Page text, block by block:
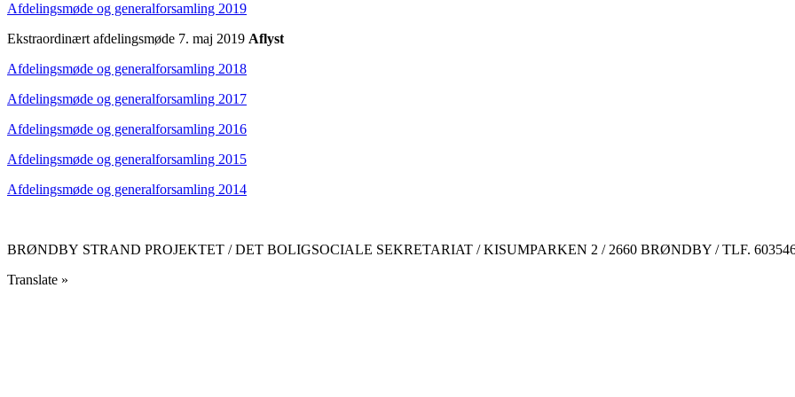
Afdelingsmøde og generalforsamling 2019
Ekstraordinært afdelingsmøde 7. maj 2019 Aflyst
Afdelingsmøde og generalforsamling 2018
Afdelingsmøde og generalforsamling 2017
Afdelingsmøde og generalforsamling 2016
Afdelingsmøde og generalforsamling 2015
Afdelingsmøde og generalforsamling 2014
BRØNDBY STRAND PROJEKTET / DET BOLIGSOCIALE SEKRETARIAT / KISUMPARKEN 2 / 2660 BRØNDBY / TLF.
Translate »